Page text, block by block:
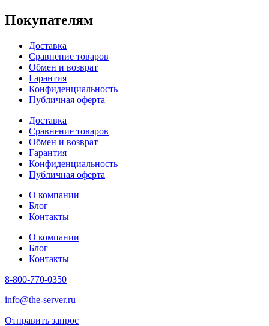
Покупателям
Доставка
Сравнение товаров
Обмен и возврат
Гарантия
Конфиденциальность
Публичная оферта
Доставка
Сравнение товаров
Обмен и возврат
Гарантия
Конфиденциальность
Публичная оферта
О компании
Блог
Контакты
О компании
Блог
Контакты
8-800-770-0350
info@the-server.ru
Отправить запрос